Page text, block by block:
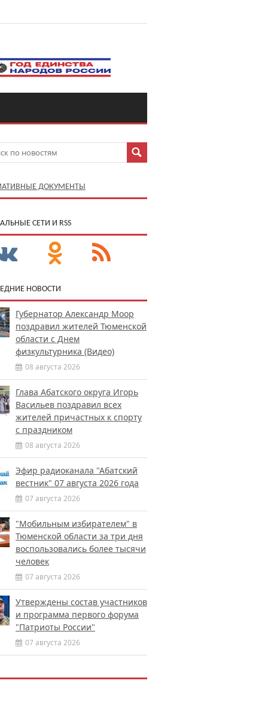
ДОКУМЕНТЫ
СЕТИ И RSS
НОВОСТИ
Губернатор Александр Моор
поздравил жителей Тюменской
области с Днем
физкультурника (Видео)
08 августа 2026
Глава Абатского округа Игорь
Васильев поздравил всех
жителей причастных к спорту
с праздником
08 августа 2026
Эфир радиоканала "Абатский
вестник" 07 августа 2026 года
07 августа 2026
"Мобильным избирателем" в
Тюменской области за три дня
воспользовались более тысячи
человек
07 августа 2026
Утверждены состав участников
и программа первого форума
"Патриоты России"
07 августа 2026